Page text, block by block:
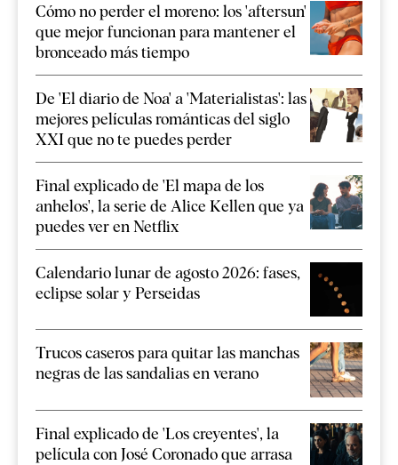
Cómo no perder el moreno: los 'aftersun'
que mejor funcionan para mantener el
bronceado más tiempo
De 'El diario de Noa' a 'Materialistas': las
mejores películas románticas del siglo
XXI que no te puedes perder
Final explicado de 'El mapa de los
anhelos', la serie de Alice Kellen que ya
puedes ver en Netflix
Calendario lunar de agosto 2026: fases,
eclipse solar y Perseidas
Trucos caseros para quitar las manchas
negras de las sandalias en verano
Final explicado de 'Los creyentes', la
película con José Coronado que arrasa